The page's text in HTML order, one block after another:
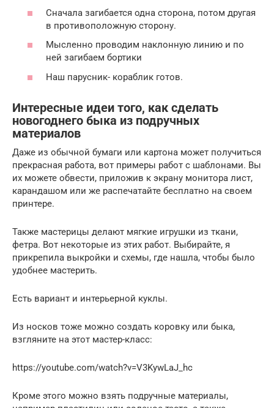
Сначала загибается одна сторона, потом другая
в противоположную сторону.
Мысленно проводим наклонную линию и по
ней загибаем бортики
Наш парусник- кораблик готов.
Интересные идеи того, как сделать
новогоднего быка из подручных
материалов
Даже из обычной бумаги или картона может получиться
прекрасная работа, вот примеры работ с шаблонами. Вы
их можете обвести, приложив к экрану монитора лист,
карандашом или же распечатайте бесплатно на своем
принтере.
Также мастерицы делают мягкие игрушки из ткани,
фетра. Вот некоторые из этих работ. Выбирайте, я
прикрепила выкройки и схемы, где нашла, чтобы было
удобнее мастерить.
Есть вариант и интерьерной куклы.
Из носков тоже можно создать коровку или быка,
взгляните на этот мастер-класс:
https://youtube.com/watch?v=V3KywLaJ_hc
Кроме этого можно взять подручные материалы,